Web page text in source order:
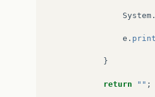
System .
e .
}
return "" ;